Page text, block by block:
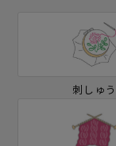
刺しゅう